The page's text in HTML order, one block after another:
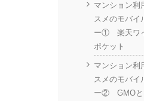
マンション利
スメのモバイ
ー① 楽天ワ
ポケット
マンション利
スメのモバイ
ー② GMOと